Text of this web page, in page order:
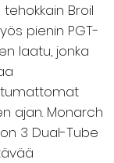
Broil
pienin PGT-
laatu, jonka
ajan. Monarch
3 Dual-Tube